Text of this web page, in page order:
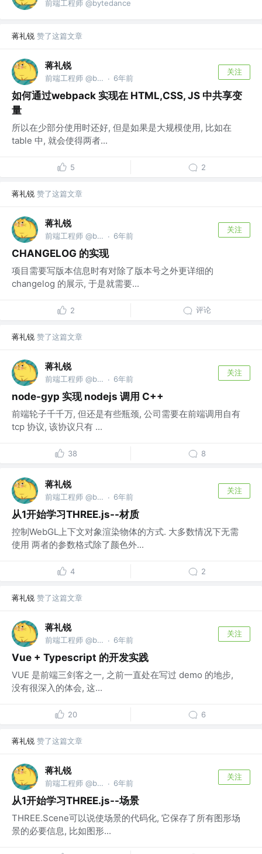
前端工程师 @bytedance
蒋礼锐 赞了这篇文章
蒋礼锐
前端工程师 @bytedance · 6年前
关注
如何通过webpack 实现在 HTML,CSS, JS 中共享变
量
所以在少部分使用时还好, 但是如果是大规模使用, 比如在
table 中, 就会使得两者...
5 2
蒋礼锐 赞了这篇文章
蒋礼锐
前端工程师 @bytedance · 6年前
关注
CHANGELOG 的实现
项目需要写版本信息时有对除了版本号之外更详细的
changelog 的展示, 于是就需要...
2 评论
蒋礼锐 赞了这篇文章
蒋礼锐
前端工程师 @bytedance · 6年前
关注
node-gyp 实现 nodejs 调用 C++
前端轮子千千万, 但还是有些瓶颈, 公司需要在前端调用自有
tcp 协议, 该协议只有 ...
38 8
蒋礼锐
前端工程师 @bytedance · 6年前
关注
从1开始学习THREE.js--材质
控制WebGL上下文对象渲染物体的方式. 大多数情况下无需
使用 两者的参数格式除了颜色外...
4 2
蒋礼锐 赞了这篇文章
蒋礼锐
前端工程师 @bytedance · 6年前
关注
Vue + Typescript 的开发实践
VUE 是前端三剑客之一, 之前一直处在写过 demo 的地步,
没有很深入的体会, 这...
20 6
蒋礼锐 赞了这篇文章
蒋礼锐
前端工程师 @bytedance · 6年前
关注
从1开始学习THREE.js--场景
THREE.Scene可以说使场景的代码化, 它保存了所有图形场
景的必要信息, 比如图形...